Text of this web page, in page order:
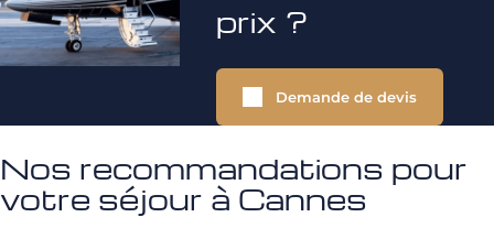
prix ?
Demande de devis
Nos recommandations pour
votre séjour à Cannes